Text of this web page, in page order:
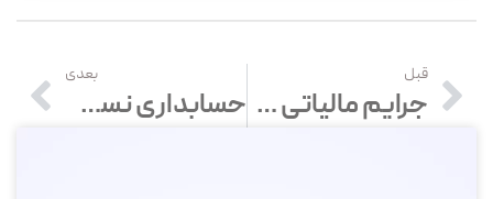
قبل
جرایم مالیاتی سامانه مودیان و پایانه‌های فروشگاهی
بعدی
حسابداری نسل z چیست؟ – ویژگی‌های حسابداری نسل زد